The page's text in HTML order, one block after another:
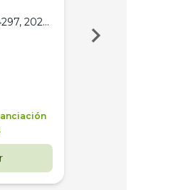
2020,
Venado Tuerto